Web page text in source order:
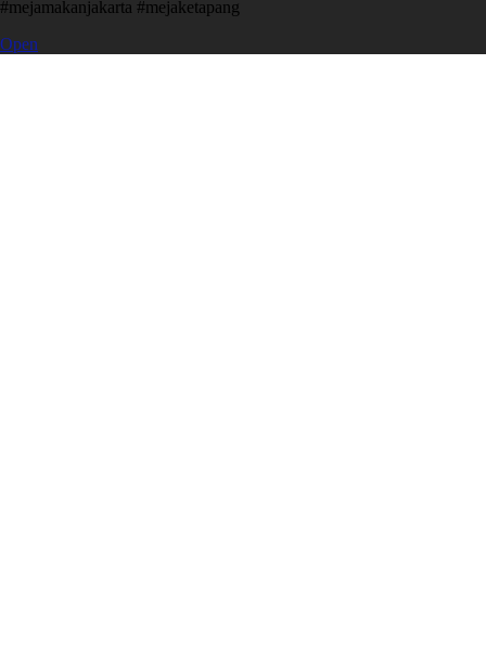
#mejamakanjakarta #mejaketapang
Open